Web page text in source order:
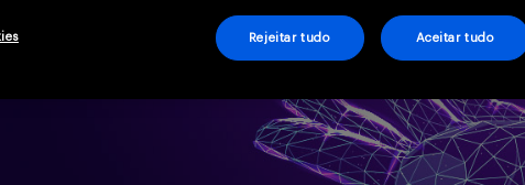
Rejeitar tudo Aceitar tudo